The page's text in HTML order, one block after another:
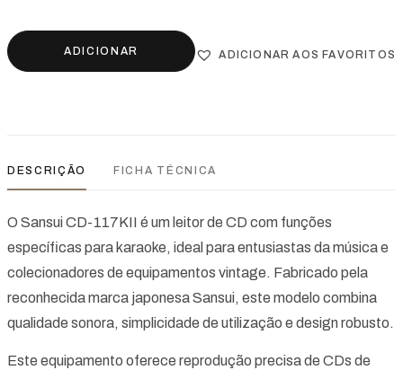
ADICIONAR ADICIONAR AOS FAVORITOS
DESCRIÇÃO FICHA TÉCNICA
O Sansui CD-117KII é um leitor de CD com funções
específicas para karaoke, ideal para entusiastas da música e
colecionadores de equipamentos vintage. Fabricado pela
reconhecida marca japonesa Sansui, este modelo combina
qualidade sonora, simplicidade de utilização e design robusto.
Este equipamento oferece reprodução precisa de CDs de